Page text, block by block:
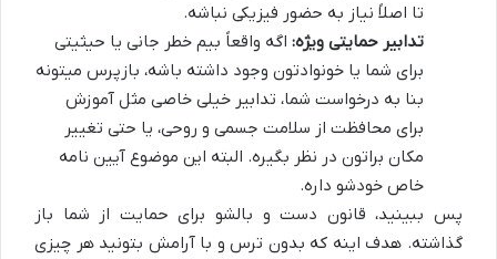
تا اصلاً نیاز به حضور فیزیکی نباشه.
تدابیر حمایتی ویژه: اگه واقعاً بیم خطر جانی یا حیثیتی
برای شما یا خونوادتون وجود داشته باشه، بازپرس میتونه
بنا به درخواست شما، تدابیر خیلی خاصی مثل آموزش
برای محافظت از سلامت جسمی و روحی، یا حتی تغییر
مکان براتون در نظر بگیره. البته این موضوع آیین نامه
خاص خودشو داره.
پس ببینید، قانون دست و بالشو برای حمایت از شما باز
گذاشته. هدف اینه که بدون ترس و با آرامش بتونید هر چیزی